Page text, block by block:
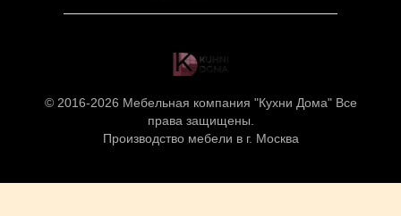
© 2016-2026 Мебельная компания "Кухни Дома" Все
права защищены.
Производство мебели в г. Москва